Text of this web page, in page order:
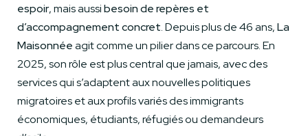
espoir, mais aussibesoin de repères et
d’accompagnement concret. Depuis plus de 46 ans,La
Maisonnéeagit comme un pilier dans ce parcours. En
2025, son rôle est plus central que jamais, avec des
services qui s’adaptent aux nouvelles politiques
migratoires et aux profils variés des immigrants
économiques, étudiants, réfugiés ou demandeurs